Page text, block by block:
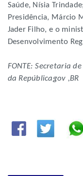
Saúde, Nísia
Presidência, Márcio
Jader Filho, e o
Desenvolvimento
FONTE: Secretaria
da Repúblicagov ,BR